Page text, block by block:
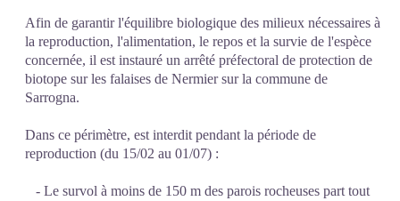
Afin de garantir l'équilibre biologique des milieux nécessaires à
la reproduction, l'alimentation, le repos et la survie de l'espèce
concernée, il est instauré un arrêté préfectoral de protection de
biotope sur les falaises de Nermier sur la commune de
Sarrogna.
Dans ce périmètre, est interdit pendant la période de
reproduction (du 15/02 au 01/07) :
- Le survol à moins de 150 m des parois rocheuses part tout